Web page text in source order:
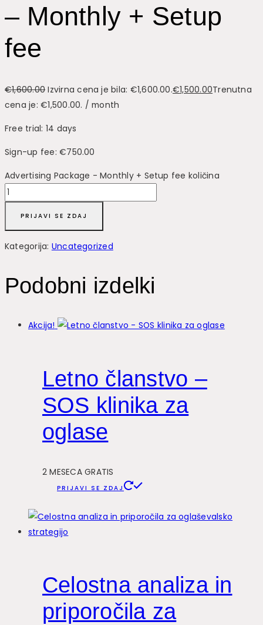
– Monthly + Setup
fee
€1,600.00 Izvirna cena je bila: €1,600.00.€1,500.00Trenutna
cena je: €1,500.00. / month
Free trial: 14 days
Sign-up fee:€750.00
Advertising Package - Monthly + Setup fee količina
PRIJAVI SE ZDAJ
Kategorija: Uncategorized
Podobni izdelki
Akcija!
Letno članstvo –
SOS klinika za
oglase
2 MESECA GRATIS
PRIJAVI SE ZDAJ
Celostna analiza in
priporočila za